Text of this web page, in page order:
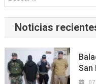
Noticias
San